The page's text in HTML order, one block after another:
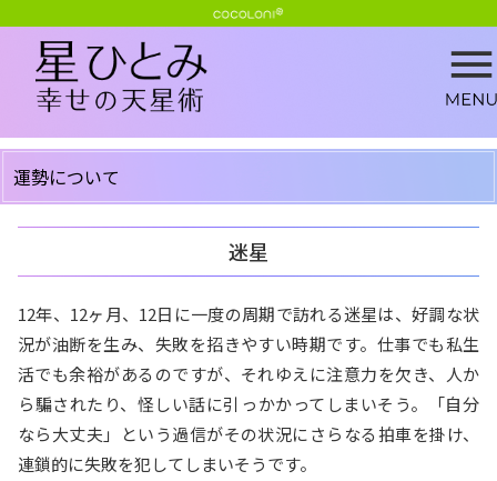
運勢について
迷星
12年、12ヶ月、12日に一度の周期で訪れる迷星は、好調な状
況が油断を生み、失敗を招きやすい時期です。仕事でも私生
活でも余裕があるのですが、それゆえに注意力を欠き、人か
ら騙されたり、怪しい話に引っかかってしまいそう。「自分
なら大丈夫」という過信がその状況にさらなる拍車を掛け、
連鎖的に失敗を犯してしまいそうです。